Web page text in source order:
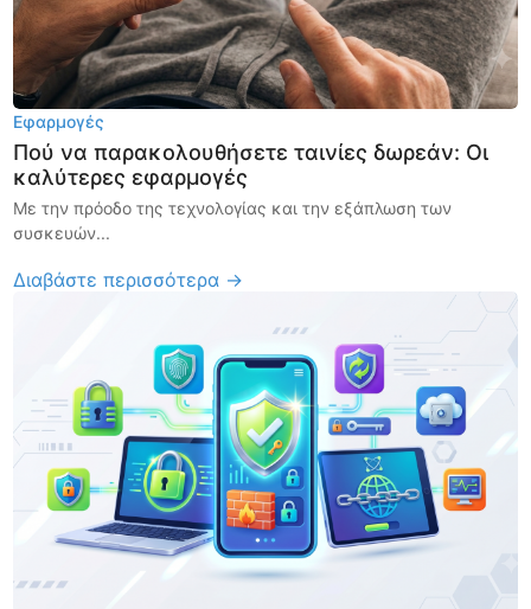
Εφαρμογές
Πού να παρακολουθήσετε ταινίες δωρεάν: Οι
καλύτερες εφαρμογές
Με την πρόοδο της τεχνολογίας και την εξάπλωση των
συσκευών...
Διαβάστε περισσότερα →